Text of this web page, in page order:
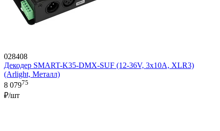
028408
Декодер SMART-K35-DMX-SUF (12-36V, 3x10A, XLR3)
(Arlight, Металл)
8 07975
₽/шт